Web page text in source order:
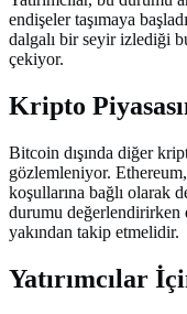
endişeler taşımaya
dalgalı bir seyir izlediği
çekiyor.
Kripto
Bitcoin dışında diğer
gözlemleniyor.
koşullarına bağlı olarak
durumu değerlendirirken
yakından takip etmelidir.
Yatırımcılar